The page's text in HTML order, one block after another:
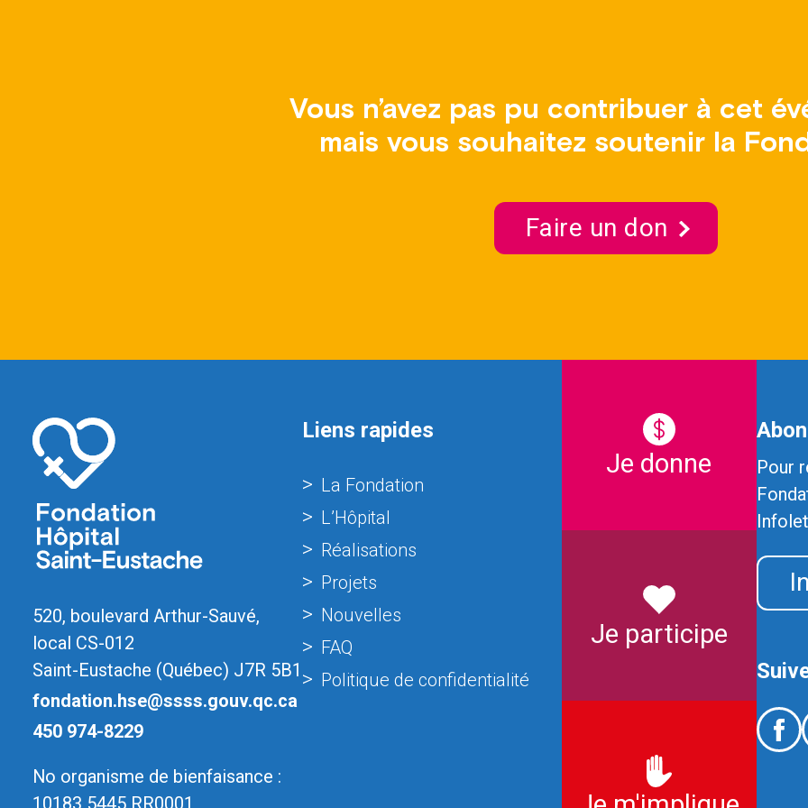
Vous n’avez pas pu contribuer à cet
mais vous souhaitez soutenir la
Faire un don
520, boulevard Arthur-Sauvé,
local CS-012
Saint-Eustache (Québec) J7R 5B1
fondation.hse@ssss.gouv.qc.ca
450 974-8229
No organisme de bienfaisance :
Liens rapides
La Fondation
L’Hôpital
Réalisations
Projets
Nouvelles
FAQ
Politique de confidentialité
Je donne
Je participe
Pour